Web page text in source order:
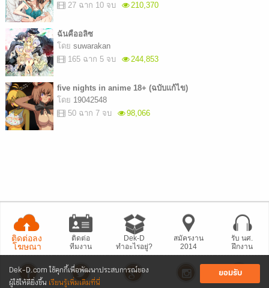
Dek-D.com ใช้คุกกี้เพื่อพัฒนาประสบการณ์ของ
ผู้ใช้ให้ดียิ่งขึ้น เรียนรู้เพิ่มเติมที่นี่
ยอมรับ
27 ฉาก 10 จบ
210,370
ฉันคืออลิซ
โดย suwarakan
165 ฉาก 5 จบ
244,853
five nights in anime 18+ (ฉบับแก้ไข)
โดย 19042548
50 ฉาก 7 จบ
98,066
ติดต่อลง
โฆษณา
ติดต่อ
ทีมงาน
Dek-D
ทำอะไรอยู่?
สมัครงาน
2014
รับ นศ.
ฝึกงาน